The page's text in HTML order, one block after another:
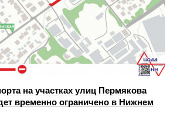
на участках улиц Пермякова
временно ограничено в Нижнем